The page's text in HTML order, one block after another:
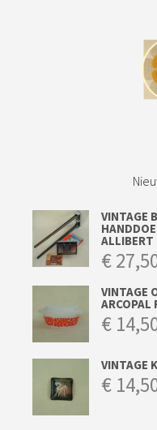
VINTAGE
ALLIBERT
€
VINTAGE
ARCOPAL
€
VINTAGE
€